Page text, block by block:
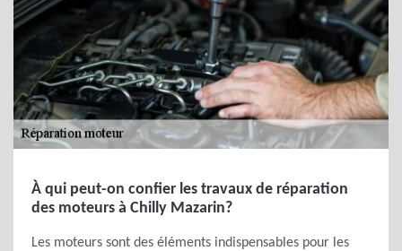
À qui peut-on confier les travaux de réparation
des moteurs à Chilly Mazarin?
Les moteurs sont des éléments indispensables pour les